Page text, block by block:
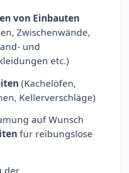
von Einbauten
Zwischenwände,
und
etc.)
(Kachelöfen,
Kellerverschläge)
auf Wunsch
für reibungslose